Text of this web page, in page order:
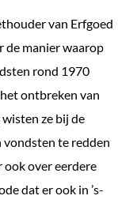
van Erfgoed
de manier waarop
rond 1970
ontbreken van
ze bij de
vondsten te redden
ook over eerdere
dat er ook in ’s-